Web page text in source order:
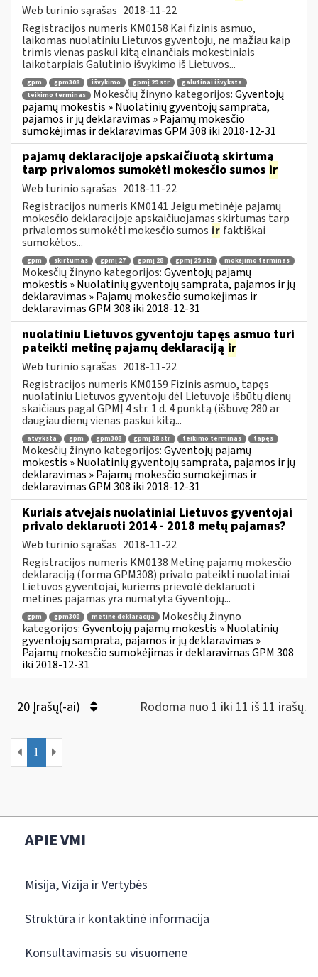
Web turinio sąrašas 2018-11-22
Registracijos numeris KM0158 Kai fizinis asmuo,
laikomas nuolatiniu Lietuvos gyventoju, ne mažiau kaip
trimis vienas paskui kitą einančiais mokestiniais
laikotarpiais Galutinio išvykimo iš Lietuvos...
gpm gpm308 išvykimo gpmį 29 str
galutinai išvyksta
teikimo terminas
Mokesčių žinyno kategorijos:Gyventojų
pajamų mokestis » Nuolatinių gyventojų samprata,
pajamos ir jų deklaravimas » Pajamų mokesčio
sumokėjimas ir deklaravimas GPM 308 iki 2018-12-31
pajamų deklaracijoje apskaičiuotą skirtumą
tarp privalomos sumokėti mokesčio sumos ir
Web turinio sąrašas 2018-11-22
Registracijos numeris KM0141 Jeigu metinėje pajamų
mokesčio deklaracijoje apskaičiuojamas skirtumas tarp
privalomos sumokėti mokesčio sumos ir faktiškai
sumokėtos...
gpm skirtumas gpmį 27 gpmį 28 gpmį 29 str mokėjimo terminas
Mokesčių žinyno kategorijos:Gyventojų pajamų
mokestis » Nuolatinių gyventojų samprata, pajamos ir jų
deklaravimas » Pajamų mokesčio sumokėjimas ir
deklaravimas GPM 308 iki 2018-12-31
nuolatiniu Lietuvos gyventoju tapęs asmuo turi
pateikti metinę pajamų deklaraciją ir
Web turinio sąrašas 2018-11-22
Registracijos numeris KM0159 Fizinis asmuo, tapęs
nuolatiniu Lietuvos gyventoju dėl Lietuvoje išbūtų dienų
skaičiaus pagal GPMĮ 4 str. 1 d. 4 punktą (išbuvę 280 ar
daugiau dienų vienas paskui kitą...
atvyksta gpm gpm308 gpmį 28 str teikimo terminas tapęs
Mokesčių žinyno kategorijos:Gyventojų pajamų
mokestis » Nuolatinių gyventojų samprata, pajamos ir jų
deklaravimas » Pajamų mokesčio sumokėjimas ir
deklaravimas GPM 308 iki 2018-12-31
Kuriais atvejais nuolatiniai Lietuvos gyventojai
privalo deklaruoti 2014 - 2018 metų pajamas?
Web turinio sąrašas 2018-11-22
Registracijos numeris KM0138 Metinę pajamų mokesčio
deklaraciją (forma GPM308) privalo pateikti nuolatiniai
Lietuvos gyventojai, kuriems prievolė deklaruoti
metines pajamas yra numatyta Gyventojų...
gpm gpm308 metinė deklaracija
Mokesčių žinyno
kategorijos:Gyventojų pajamų mokestis » Nuolatinių
gyventojų samprata, pajamos ir jų deklaravimas »
Pajamų mokesčio sumokėjimas ir deklaravimas GPM 308
iki 2018-12-31
20 Įrašų(-ai) Rodoma nuo 1 iki 11 iš 11 irašų.
1
APIE VMI
Misija, Vizija ir Vertybės
Struktūra ir kontaktinė informacija
Konsultavimasis su visuomene